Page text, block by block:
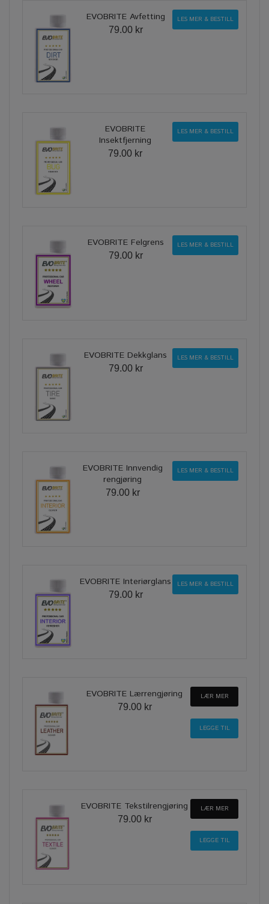
EVOBRITE Avfetting
79.00 kr
LES MER & BESTILL
EVOBRITE
Insektfjerning
79.00 kr
LES MER & BESTILL
EVOBRITE Felgrens
79.00 kr
LES MER & BESTILL
EVOBRITE Dekkglans
79.00 kr
LES MER & BESTILL
EVOBRITE Innvendig
rengjøring
79.00 kr
LES MER & BESTILL
EVOBRITE Interiørglans
79.00 kr
LES MER & BESTILL
EVOBRITE Lærrengjøring
79.00 kr
LÆR MER
EVOBRITE Tekstilrengjøring
79.00 kr
LÆR MER